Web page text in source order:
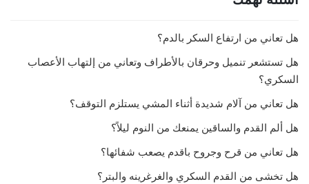
هل تعاني من ارتفاع السكر بالدم؟
هل تستشعر تنميل وحرقان بالأطراف وتعاني من إلتهاب الأعصاب
السكري؟
هل تعاني من آلام شديدة أثناء المشي يستلزم التوقف؟
هل ألم القدم والساقين يمنعك من النوم ليلاً؟
هل تعاني من قرح وجروح باقدم يصعب شفائها؟
هل تخشى من القدم السكري والغرغرينه والبتر؟